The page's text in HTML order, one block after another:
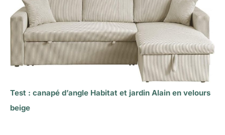
Test : canapé d’angle Habitat et jardin Alain en velours
beige